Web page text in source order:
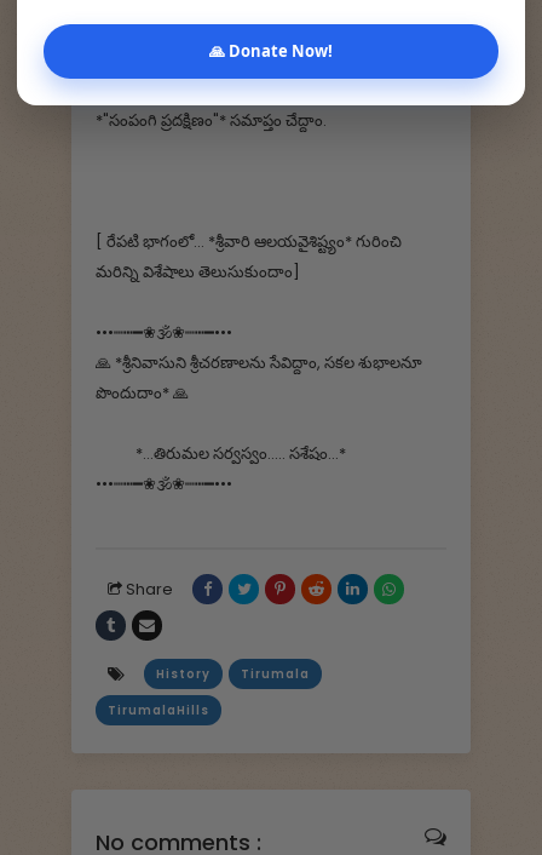
*ప్రొద్దుతిరగని చింతచెట్టు* గురించీ, *వెండివాకిలి* గురించీ,
దేవాలయ మహద్వారానికి తూర్పు దిక్కున గంభీరంగా
నిలబడి ఉండే *గొల్లమంటపం* గురించి చెప్పుకొని రేపటితో
*"సంపంగి ప్రదక్షిణం"* సమాప్తం చేద్దాం.
[ రేపటి భాగంలో... *శ్రీవారి ఆలయవైశిష్ట్యం* గురించి
మరిన్ని విశేషాలు తెలుసుకుందాం]
•••┉┅━❀🕉️❀┉┅━•••
🙏 *శ్రీనివాసుని శ్రీచరణాలను సేవిద్దాం, సకల శుభాలనూ
పొందుదాం* 🙏
*...తిరుమల సర్వస్వం..... సశేషం...*
•••┉┅━❀🕉️❀┉┅━•••
Share
History Tirumala
TirumalaHills
No comments :
🙏 Donate Now!